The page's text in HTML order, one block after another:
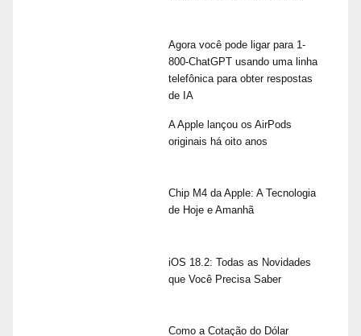
Agora você pode ligar para 1-
800-ChatGPT usando uma linha
telefônica para obter respostas
de IA
A Apple lançou os AirPods
originais há oito anos
Chip M4 da Apple: A Tecnologia
de Hoje e Amanhã
iOS 18.2: Todas as Novidades
que Você Precisa Saber
Como a Cotação do Dólar